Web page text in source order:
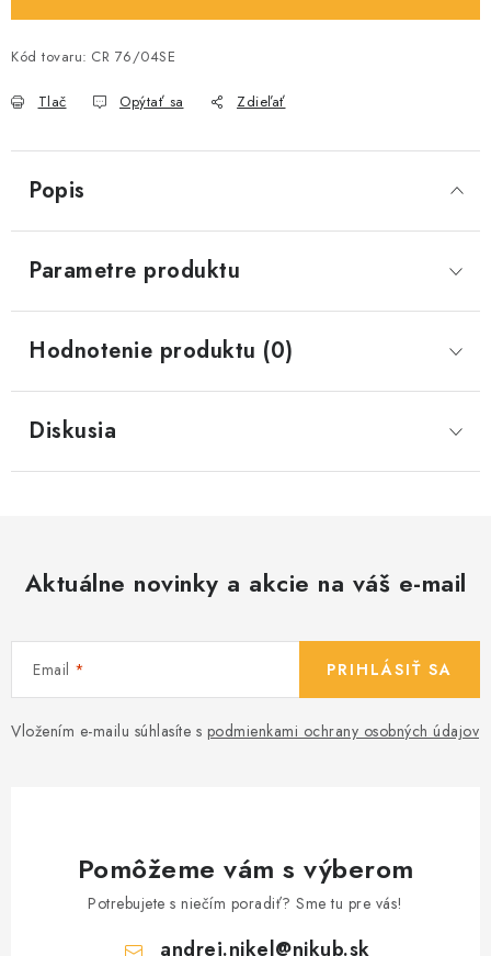
Kód tovaru: CR 76/04SE
Tlač Opýtať sa Zdieľať
Popis
Parametre produktu
Hodnotenie produktu (0)
Diskusia
Aktuálne novinky a akcie na váš e-mail
Email
Vložením e-mailu súhlasíte s podmienkami ochrany osobných údajov
PRIHLÁSIŤ SA
Pomôžeme vám s výberom
Potrebujete s niečím poradiť? Sme tu pre vás!
andrej.nikel@nikub.sk